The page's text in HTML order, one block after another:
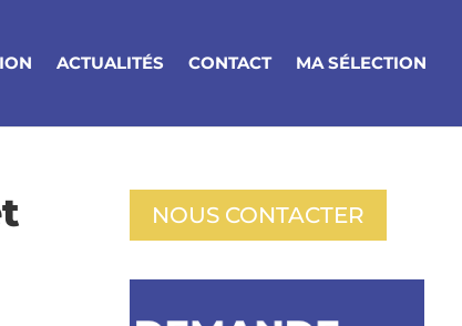
ACTUALITÉS CONTACT MA SÉLECTION
NOUS CONTACTER